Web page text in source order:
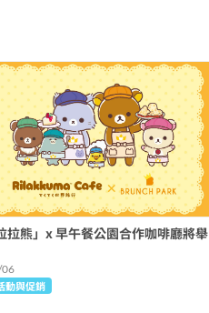
拉熊」x 早午餐公園合作咖啡廳將舉
動與促銷